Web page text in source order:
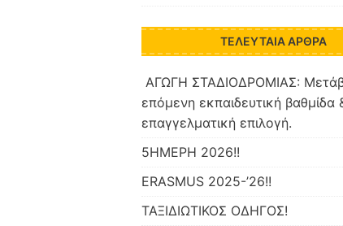
ΤΕΛΕΥΤΑΊΑ ΆΡΘΡΑ
ΑΓΩΓΗ ΣΤΑΔΙΟΔΡΟΜΙΑΣ:
επόμενη εκπαιδευτική βαθμίδα
επαγγελματική επιλογή.
5ΗΜΕΡΗ 2026!!
ERASMUS 2025-’26!!
ΤΑΞΙΔΙΩΤΙΚΟΣ ΟΔΗΓΟΣ!